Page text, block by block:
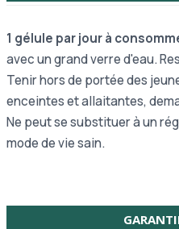
1 gélule par jour à
avec un grand verre d'eau.
Tenir hors de portée des
enceintes et allaitantes,
Ne peut se substituer à un
mode de vie sain.